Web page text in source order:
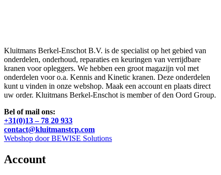
Kluitmans Berkel-Enschot B.V. is de specialist op het gebied van
onderdelen, onderhoud, reparaties en keuringen van verrijdbare
kranen voor opleggers. We hebben een groot magazijn vol met
onderdelen voor o.a. Kennis and Kinetic kranen. Deze onderdelen
kunt u vinden in onze webshop. Maak een account en plaats direct
uw order. Kluitmans Berkel-Enschot is member of den Oord Group.
Bel of mail ons:
+31(0)13 – 78 20 933
contact@kluitmanstcp.com
Webshop door BEWISE Solutions
Account